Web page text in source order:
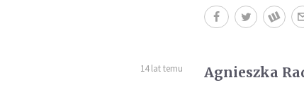
14 lat temu
Agnieszka